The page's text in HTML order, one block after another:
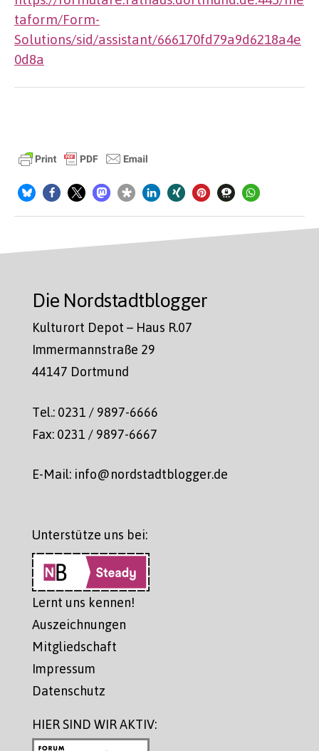
taform/Form-
Solutions/sid/assistant/666170fd79a9d6218a4e
0d8a
Die Nordstadtblogger
Kulturort Depot – Haus R.07
Immermannstraße 29
44147 Dortmund
Tel.: 0231 / 9897-6666
Fax: 0231 / 9897-6667
E-Mail: info@nordstadtblogger.de
Unterstütze uns bei:
Lernt uns kennen!
Auszeichnungen
Mitgliedschaft
Impressum
Datenschutz
HIER SIND WIR AKTIV: